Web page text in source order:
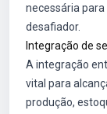
necessária
desafiador.
Integração de
A integração
vital para
produção,